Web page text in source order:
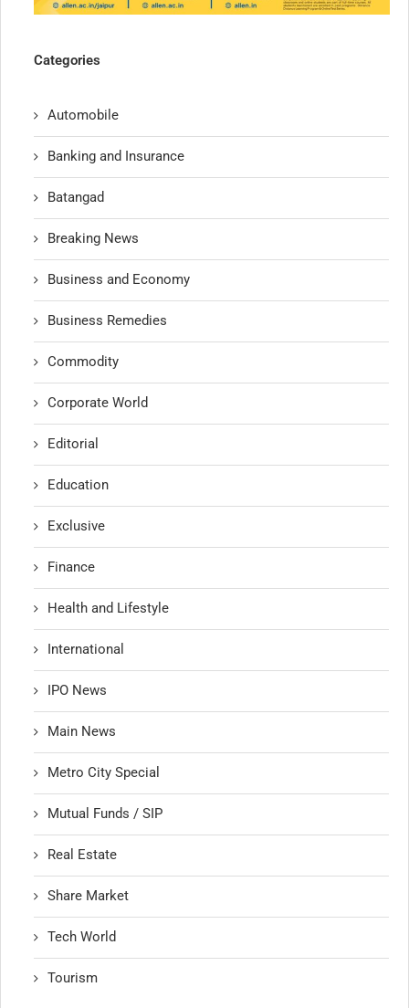
Categories
Automobile
Banking and Insurance
Batangad
Breaking News
Business and Economy
Business Remedies
Commodity
Corporate World
Editorial
Education
Exclusive
Finance
Health and Lifestyle
International
IPO News
Main News
Metro City Special
Mutual Funds / SIP
Real Estate
Share Market
Tech World
Tourism